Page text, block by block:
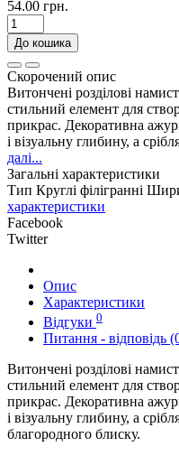
54.00 грн.
До кошика
Скорочений опис
Витончені розділові
стильний елемент для
прикрас. Декоративна
і візуальну глибину, а
далі...
Загальні характеристики
Тип Круглі філігранні
характеристики
Facebook
Twitter
Опис
Характеристики
Відгуки 0
Питання - відповідь
Витончені розділові
стильний елемент для
прикрас. Декоративна
і візуальну глибину, а
благородного блиску.